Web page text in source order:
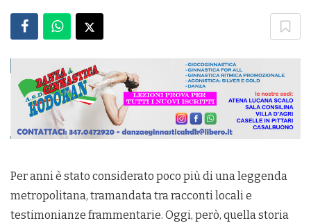
Per anni è stato considerato poco più di una leggenda
metropolitana, tramandata tra racconti locali e
testimonianze frammentarie. Oggi, però, quella storia